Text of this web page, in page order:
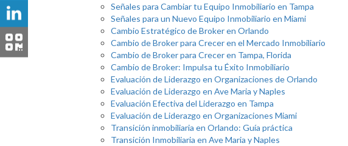
Señales para Cambiar tu Equipo Inmobiliario en Tampa
Señales para un Nuevo Equipo Inmobiliario en Miami
Cambio Estratégico de Broker en Orlando
Cambio de Broker para Crecer en el Mercado Inmobiliario
Cambio de Broker para Crecer en Tampa, Florida
Cambio de Broker: Impulsa tu Éxito Inmobiliario
Evaluación de Liderazgo en Organizaciones de Orlando
Evaluación de Liderazgo en Ave Maria y Naples
Evaluación Efectiva del Liderazgo en Tampa
Evaluación de Liderazgo en Organizaciones Miami
Transición inmobiliaria en Orlando: Guía práctica
Transición Inmobiliaria en Ave Maria y Naples